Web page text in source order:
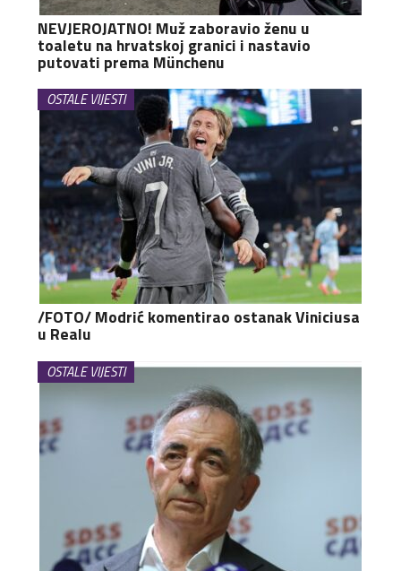
NEVJEROJATNO! Muž zaboravio ženu u
toaletu na hrvatskoj granici i nastavio
putovati prema Münchenu
OSTALE VIJESTI
/FOTO/ Modrić komentirao ostanak Viniciusa
u Realu
OSTALE VIJESTI